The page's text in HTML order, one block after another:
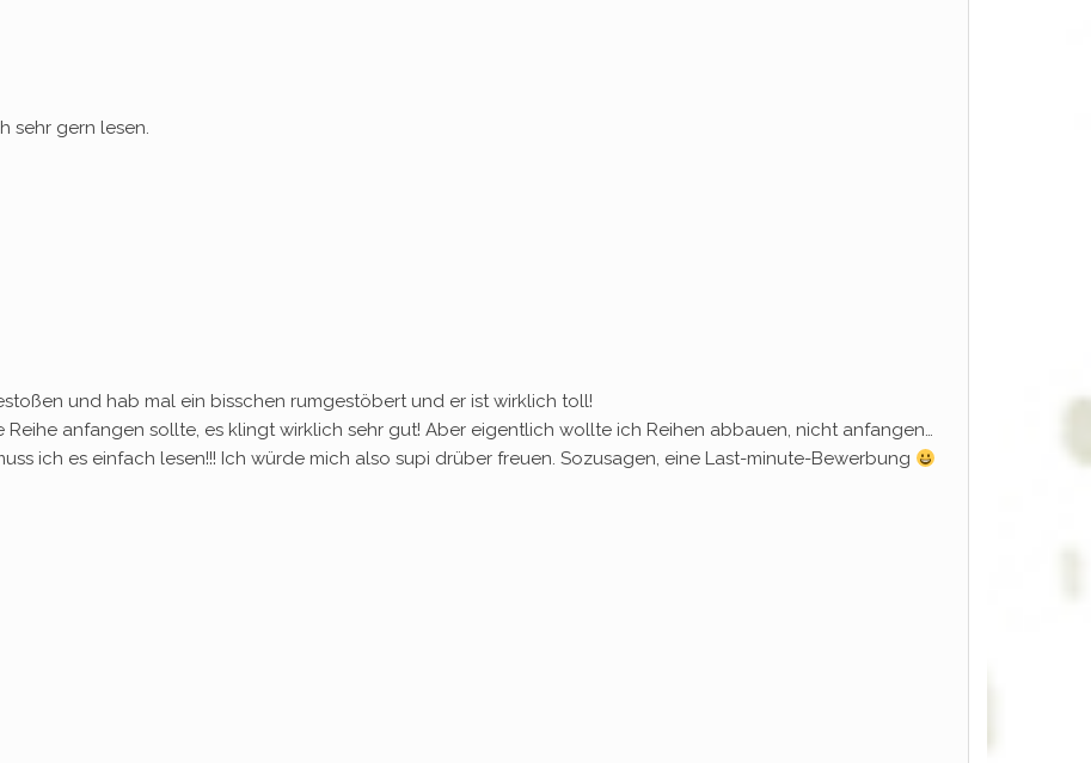
sehr gern lesen.
und hab mal ein bisschen rumgestöbert und er ist wirklich toll!
anfangen sollte, es klingt wirklich sehr gut! Aber eigentlich wollte ich Reihen abbauen, nicht anfangen…
ich es einfach lesen!!! Ich würde mich also supi drüber freuen. Sozusagen, eine Last-minute-Bewerbung